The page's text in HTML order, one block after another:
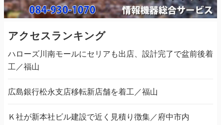
アクセスランキング
ハローズ川南モールにセリアも出店、設計完了で盆前後着
工／福山
広島銀行松永支店移転新店舗を着工／福山
Ｋ社が新本社ビル建設で近く見積り徴集／府中市内